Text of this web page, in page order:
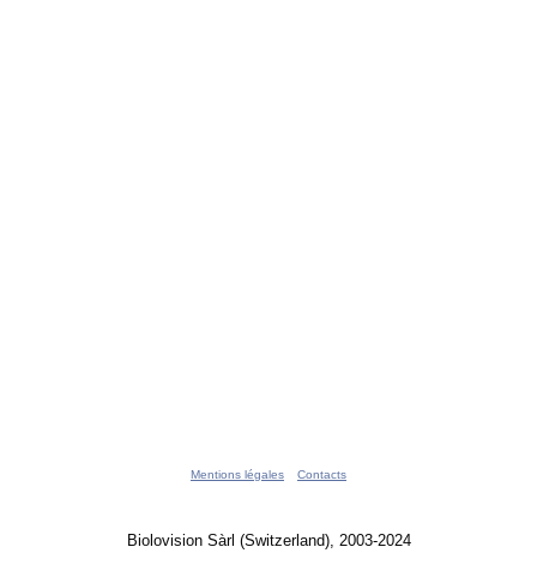
Mentions légales Contacts
Biolovision Sàrl (Switzerland), 2003-2024